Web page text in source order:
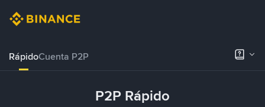
RápidoCuenta P2P
P2P Rápido